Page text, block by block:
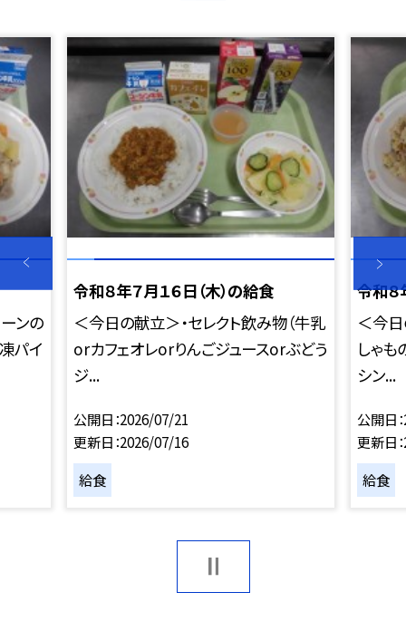
ンの
パイ
令和８年７月１６日（木）の給食
＜今日の献立＞・セレクト飲み物（牛乳
orカフェオレorりんごジュースorぶどう
ジ...
公開日 2026/07/21
更新日 2026/07/16
給食
令和８
＜今日
しゃも
シン...
公開日
更新日
給食